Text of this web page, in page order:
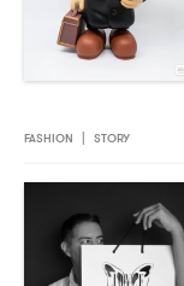
FASHION | STORY